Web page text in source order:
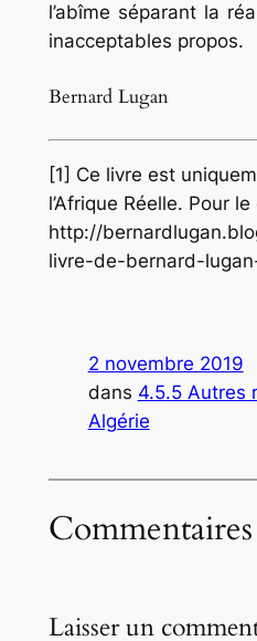
l’abîme séparant la
inacceptables propos.
Bernard Lugan
[1] Ce livre est
l’Afrique Réelle. Pour
http://
livre-de-bernard-
2 novembre 2019
dans 4.5.5 Autres
Algérie
Commentaires
Laisser un